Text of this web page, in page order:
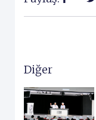
Diğer